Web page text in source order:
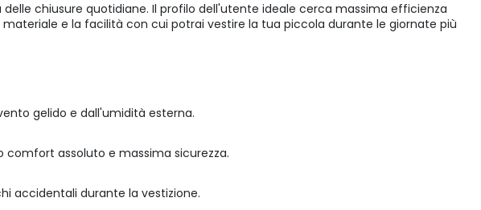
chiusure quotidiane. Il profilo dell'utente ideale cerca massima efficienza
e la facilità con cui potrai vestire la tua piccola durante le giornate più
gelido e dall'umidità esterna.
comfort assoluto e massima sicurezza.
accidentali durante la vestizione.